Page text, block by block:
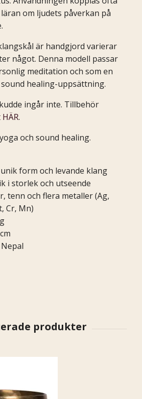
om ljudets påverkan på
är handgjord varierar
något. Denna modell passar
meditation och som en
healing-uppsättning.
ingår inte. Tillbehör
HÄR.
och sound healing.
form och levande klang
i storlek och utseende
tenn och flera metaller (Ag,
Cr, Mn)